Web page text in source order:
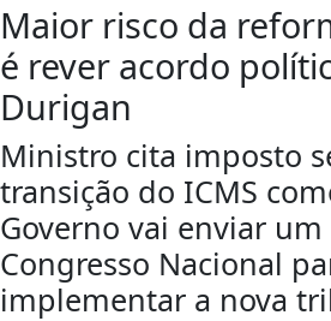
Maior risco da
é rever acordo
Durigan
Ministro cita imposto
transição do ICMS
Governo vai enviar
Congresso Nacional
implementar a nova